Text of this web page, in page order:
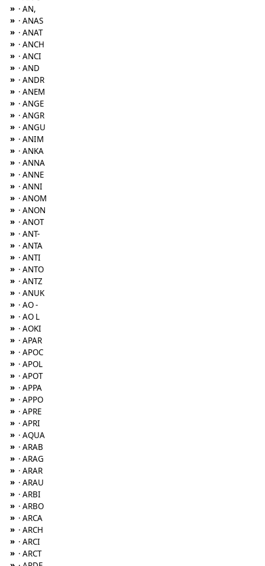
» · AN,
» · ANAS
» · ANAT
» · ANCH
» · ANCI
» · AND
» · ANDR
» · ANEM
» · ANGE
» · ANGR
» · ANGU
» · ANIM
» · ANKA
» · ANNA
» · ANNE
» · ANNI
» · ANOM
» · ANON
» · ANOT
» · ANT-
» · ANTA
» · ANTI
» · ANTO
» · ANTZ
» · ANUK
» · AO -
» · AO L
» · AOKI
» · APAR
» · APOC
» · APOL
» · APOT
» · APPA
» · APPO
» · APRE
» · APRI
» · AQUA
» · ARAB
» · ARAG
» · ARAR
» · ARAU
» · ARBI
» · ARBO
» · ARCA
» · ARCH
» · ARCI
» · ARCT